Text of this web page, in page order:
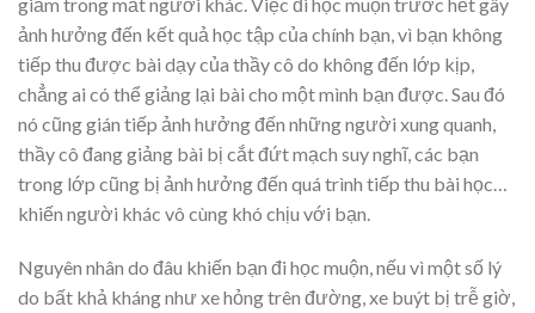
ảnh hưởng đến kết quả học tập của chính bạn, vì bạn không
tiếp thu được bài dạy của thầy cô do không đến lớp kịp,
chẳng ai có thể giảng lại bài cho một mình bạn được. Sau đó
nó cũng gián tiếp ảnh hưởng đến những người xung quanh,
thầy cô đang giảng bài bị cắt đứt mạch suy nghĩ, các bạn
trong lớp cũng bị ảnh hưởng đến quá trình tiếp thu bài học…
khiến người khác vô cùng khó chịu với bạn.
Nguyên nhân do đâu khiến bạn đi học muộn, nếu vì một số lý
do bất khả kháng như xe hỏng trên đường, xe buýt bị trễ giờ,